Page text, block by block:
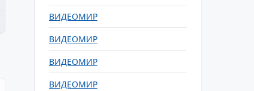
ВИДЕОМИР
ВИДЕОМИР
ВИДЕОМИР
ВИДЕОМИР